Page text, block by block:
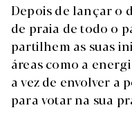
Depois de lançar o
de praia de todo o
partilhem as suas
áreas como a
a vez de envolver a
para votar na sua